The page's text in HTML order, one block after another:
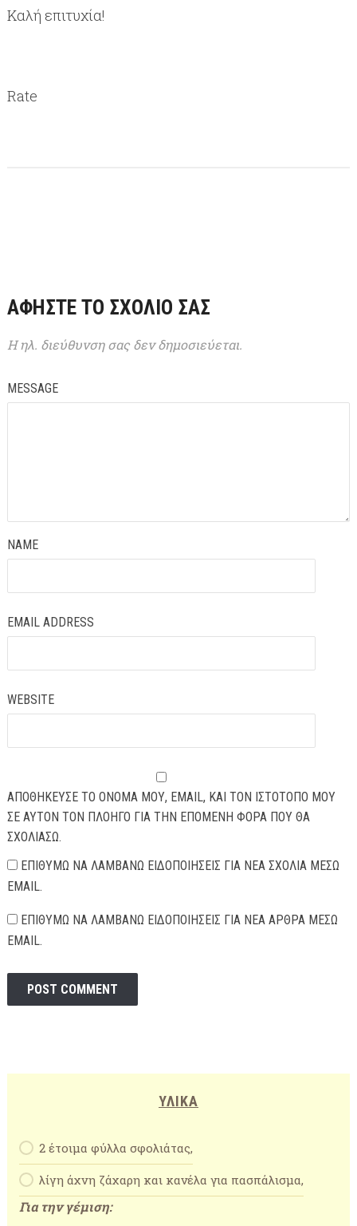
Καλή επιτυχία!
Rate
ΑΦΉΣΤΕ ΤΟ ΣΧΌΛΙΌ ΣΑΣ
Η ηλ. διεύθυνση σας δεν δημοσιεύεται.
MESSAGE
NAME
EMAIL ADDRESS
WEBSITE
ΑΠΟΘΉΚΕΥΣΕ ΤΟ ΌΝΟΜΆ ΜΟΥ, EMAIL, ΚΑΙ ΤΟΝ ΙΣΤΌΤΟΠΟ ΜΟΥ
ΣΕ ΑΥΤΌΝ ΤΟΝ ΠΛΟΗΓΌ ΓΙΑ ΤΗΝ ΕΠΌΜΕΝΗ ΦΟΡΆ ΠΟΥ ΘΑ
ΣΧΟΛΙΆΣΩ.
ΕΠΙΘΥΜΏ ΝΑ ΛΑΜΒΆΝΩ ΕΙΔΟΠΟΙΉΣΕΙΣ ΓΙΑ ΝΈΑ ΣΧΌΛΙΑ ΜΈΣΩ
EMAIL.
ΕΠΙΘΥΜΏ ΝΑ ΛΑΜΒΆΝΩ ΕΙΔΟΠΟΙΉΣΕΙΣ ΓΙΑ ΝΈΑ ΆΡΘΡΑ ΜΈΣΩ
EMAIL.
ΥΛΙΚΆ
2 έτοιμα φύλλα σφολιάτας,
λίγη άχνη ζάχαρη και κανέλα για πασπάλισμα,
Για την γέμιση: